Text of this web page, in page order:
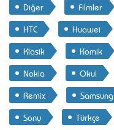
Diğer
Filmler
HTC
Huawei
Klasik
Komik
Nokia
Okul
Remix
Samsung
Sony
Türkçe